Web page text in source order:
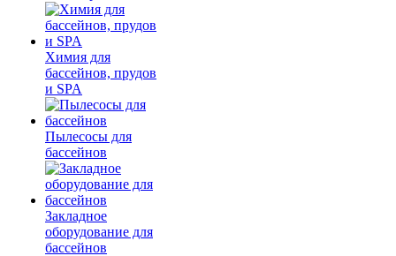
Химия для
бассейнов, прудов
и SPA
Пылесосы для
бассейнов
Закладное
оборудование для
бассейнов